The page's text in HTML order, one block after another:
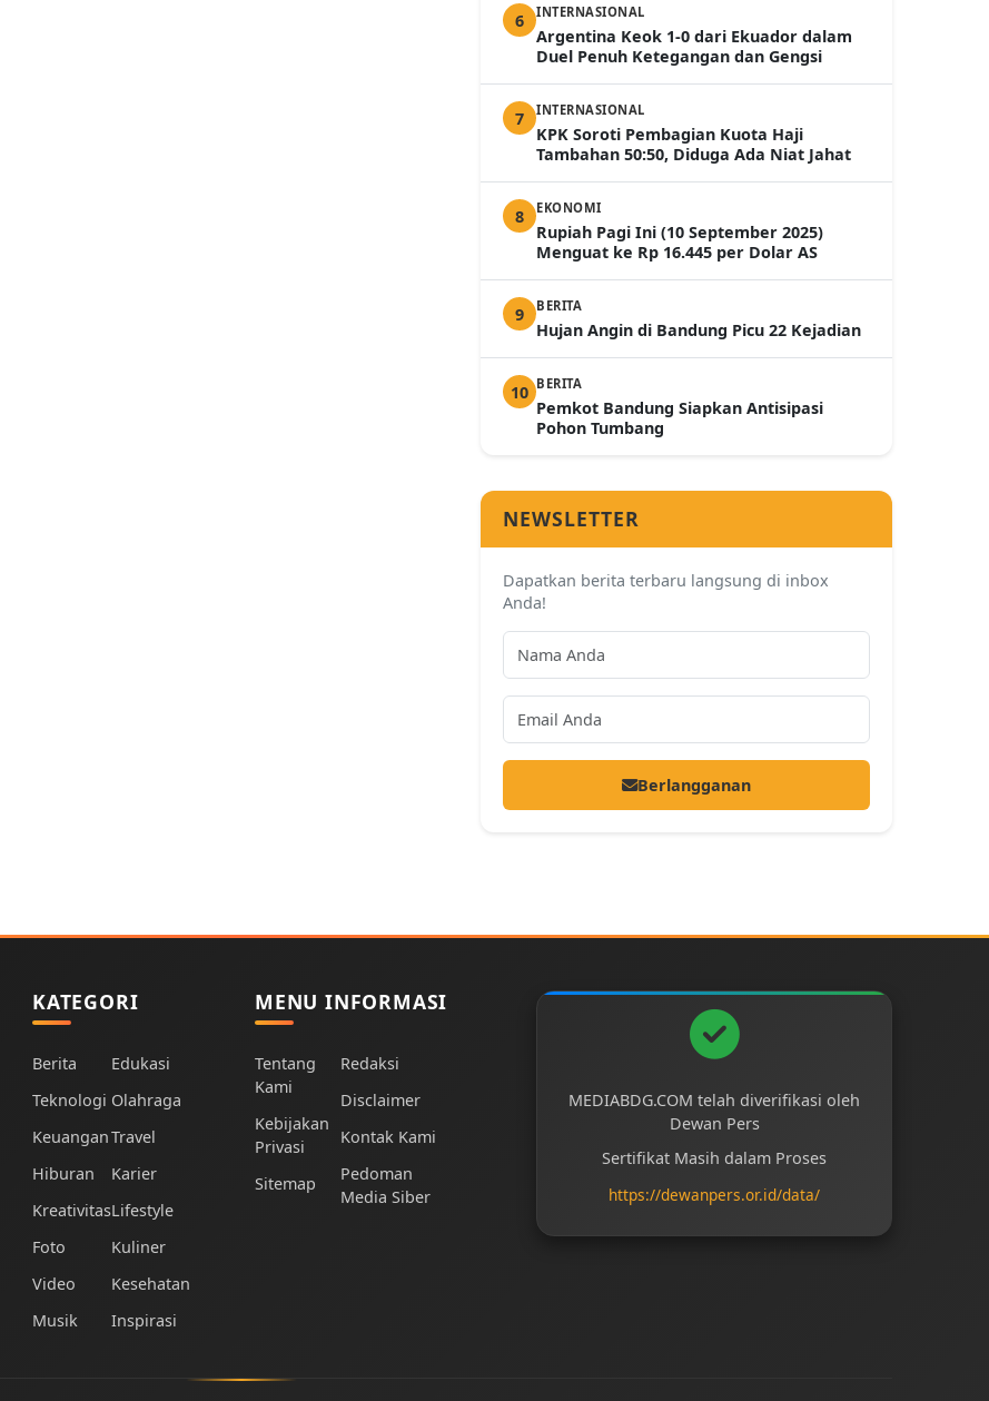
6 INTERNASIONAL
Argentina Keok 1-0 dari Ekuador dalam
Duel Penuh Ketegangan dan Gengsi
7 INTERNASIONAL
KPK Soroti Pembagian Kuota Haji
Tambahan 50:50, Diduga Ada Niat Jahat
8 EKONOMI
Rupiah Pagi Ini (10 September 2025)
Menguat ke Rp 16.445 per Dolar AS
9 BERITA
Hujan Angin di Bandung Picu 22 Kejadian
10 BERITA
Pemkot Bandung Siapkan Antisipasi
Pohon Tumbang
NEWSLETTER
Dapatkan berita terbaru langsung di inbox
Anda!
Berlangganan
KATEGORI
Berita
Teknologi
Keuangan
Hiburan
Kreativitas
Foto
Video
Musik
Edukasi
Olahraga
Travel
Karier
Lifestyle
Kuliner
Kesehatan
Inspirasi
MENU INFORMASI
Tentang
Kami
Kebijakan
Privasi
Sitemap
Redaksi
Disclaimer
Kontak Kami
Pedoman
Media Siber
MEDIABDG.COM telah diverifikasi oleh
Dewan Pers
Sertifikat Masih dalam Proses
https://dewanpers.or.id/data/